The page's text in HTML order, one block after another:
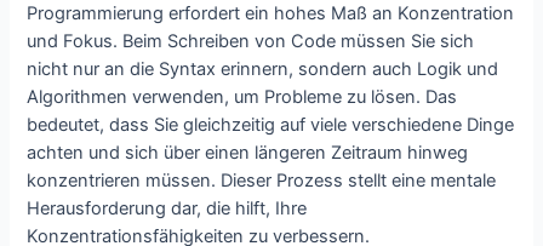
Programmierung erfordert ein hohes Maß an Konzentration
und Fokus. Beim Schreiben von Code müssen Sie sich
nicht nur an die Syntax erinnern, sondern auch Logik und
Algorithmen verwenden, um Probleme zu lösen. Das
bedeutet, dass Sie gleichzeitig auf viele verschiedene Dinge
achten und sich über einen längeren Zeitraum hinweg
konzentrieren müssen. Dieser Prozess stellt eine mentale
Herausforderung dar, die hilft, Ihre
Konzentrationsfähigkeiten zu verbessern.